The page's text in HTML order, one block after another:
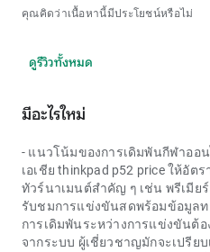
คุณคิดว่าเนื้อหานี้มีประโยชน์หรือไม่
ดูรีวิวทั้งหมด
มีอะไรใหม่
- แนวโน้มของการเดิมพันกีฬาออ
เอเชีย thinkpad p52 price ให้อั
ทัวร์นาเมนต์สำคัญ ๆ เช่น พรีเมีย
รับชมการแข่งขันสดพร้อมข้อมูล
การเดิมพันระหว่างการแข่งขันต้
จากระบบ ผู้เชี่ยวชาญมักจะเปรียบ